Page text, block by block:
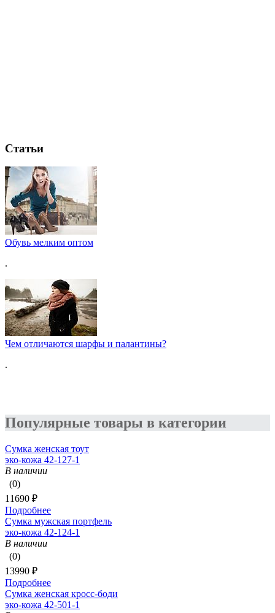
Статьи
Обувь мелким оптом
.
Чем отличаются шарфы и палантины?
.
Популярные товары в категории
Сумка женская тоут
эко-кожа 42-127-1
В наличии
(0)
11690 ₽
Подробнее
Сумка мужская портфель
эко-кожа 42-124-1
В наличии
(0)
13990 ₽
Подробнее
Сумка женская кросс-боди
эко-кожа 42-501-1